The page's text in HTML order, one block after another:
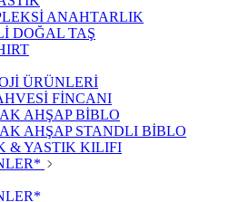
ANAHTARLIK
DOĞAL TAŞ
ÜRÜNLERİ
FİNCANI
AHŞAP BİBLO
AHŞAP STANDLI BİBLO
& YASTIK KILIFI